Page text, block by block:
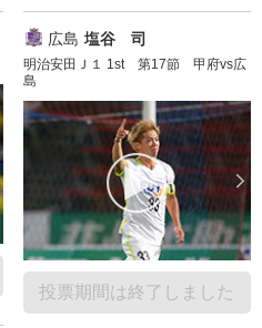
広島 塩谷 司
明治安田Ｊ１ 1st 第17節 甲府vs広
島
投票期間は終了しました